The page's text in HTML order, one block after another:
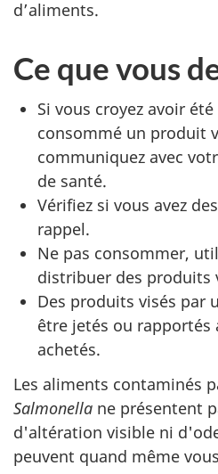
d’aliments.
Ce que vous
Si vous croyez avoir
consommé un produit
communiquez avec
de santé.
Vérifiez si vous avez
rappel.
Ne pas consommer,
distribuer des produits
Des produits visés par
être jetés ou
achetés.
Les aliments contaminés
Salmonella ne présentent
d'altération visible ni
peuvent quand même